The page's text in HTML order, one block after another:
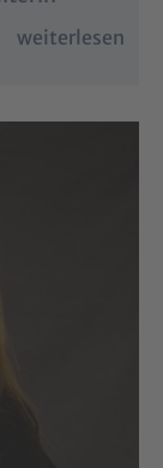
weiterlesen